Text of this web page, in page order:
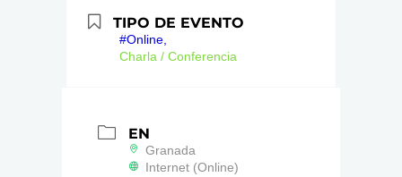
TIPO DE EVENTO
#Online,
Charla / Conferencia
EN
Granada
Internet (Online)